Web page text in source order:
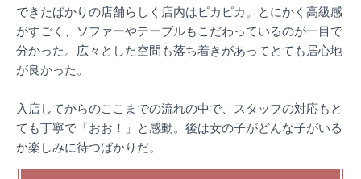
できたばかりの店舗らしく店内はピカピカ。とにかく高級感
がすごく、ソファーやテーブルもこだわっているのが一目で
分かった。広々とした空間も落ち着きがあってとても居心地
が良かった。
入店してからのここまでの流れの中で、スタッフの対応もと
ても丁寧で「おお！」と感動。後は女の子がどんな子がいる
か楽しみに待つばかりだ。